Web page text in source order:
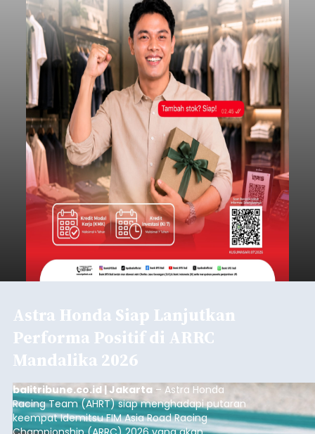
Astra Honda Siap Lanjutkan
Performa Positif di ARRC
Mandalika 2026
balitribune.co.id | Jakarta – Astra Honda
Racing Team (AHRT) siap menghadapi putaran
keempat Idemitsu FIM Asia Road Racing